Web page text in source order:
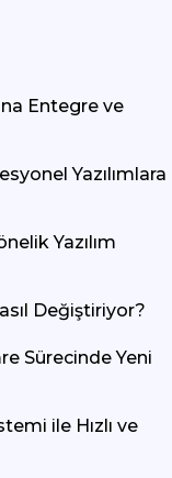
Entegre ve
Yazılımlara
Yazılım
Değiştiriyor?
Sürecinde Yeni
ile Hızlı ve